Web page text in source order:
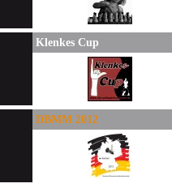
Klenkes Cup
DBMM 2012